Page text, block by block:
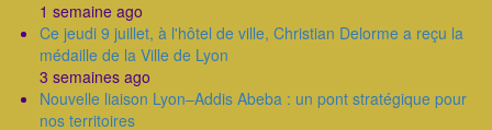
1 semaine ago
Ce jeudi 9 juillet, à l'hôtel de ville, Christian Delorme a reçu la
médaille de la Ville de Lyon
3 semaines ago
Nouvelle liaison Lyon–Addis Abeba : un pont stratégique pour
nos territoires